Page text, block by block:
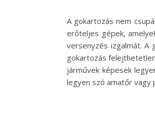
A gokartozás nem
erőteljes gépek,
versenyzés izgalmát. A
gokartozás
járművek képesek
legyen szó amatőr vagy